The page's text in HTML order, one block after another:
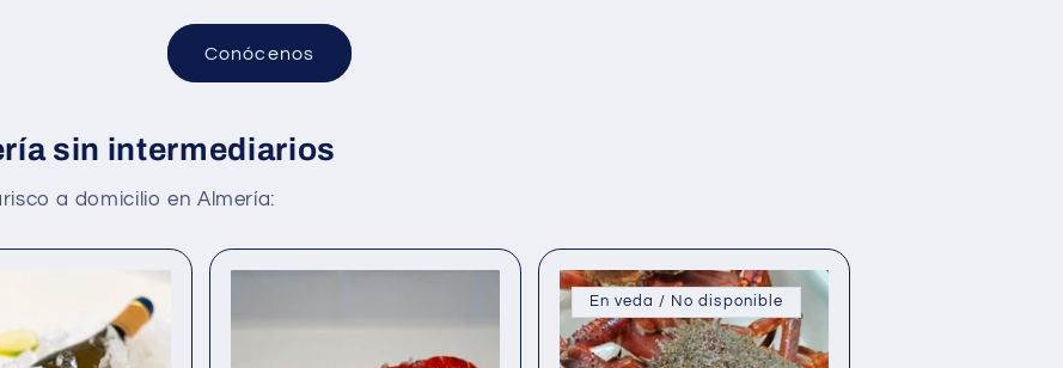
Conócenos
sin intermediarios
a domicilio en Almería:
En veda / No disponible